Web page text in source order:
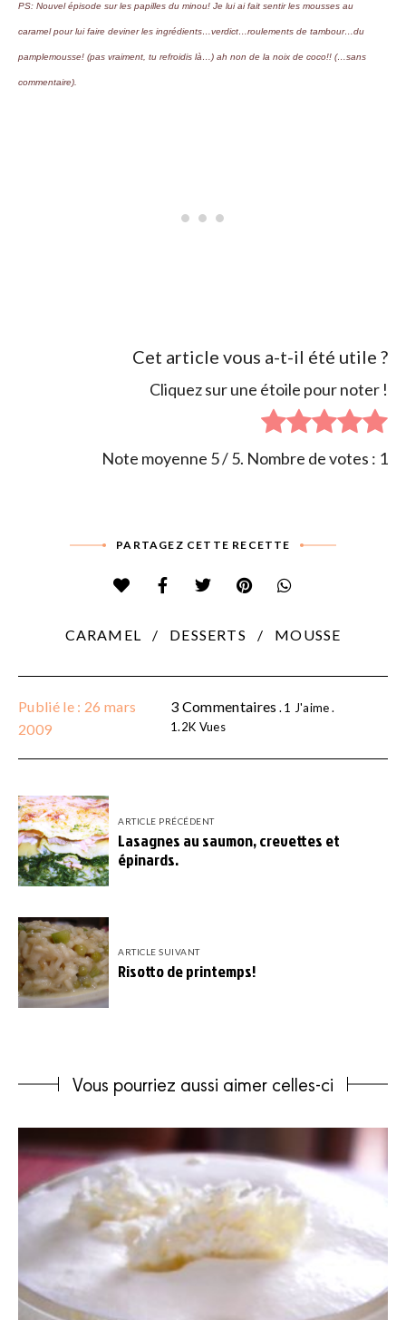
PS: Nouvel épisode sur les papilles du minou! Je lui ai fait sentir les mousses au
caramel pour lui faire deviner les ingrédients…verdict…roulements de tambour…du
pamplemousse! (pas vraiment, tu refroidis là…) ah non de la noix de coco!! (…sans
commentaire).
Cet article vous a-t-il été utile ?
Cliquez sur une étoile pour noter !
Note moyenne 5/ 5. Nombre de votes : 1
PARTAGEZ CETTE RECETTE
CARAMEL DESSERTS MOUSSE
Publié le : 26 mars
2009
3 Commentaires 1 J'aime
1.2K Vues
ARTICLE PRÉCÉDENT
Lasagnes au saumon, crevettes et
épinards.
ARTICLE SUIVANT
Risotto de printemps!
Vous pourriez aussi aimer celles-ci